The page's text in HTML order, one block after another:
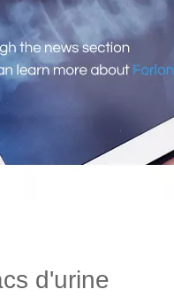
d'urine